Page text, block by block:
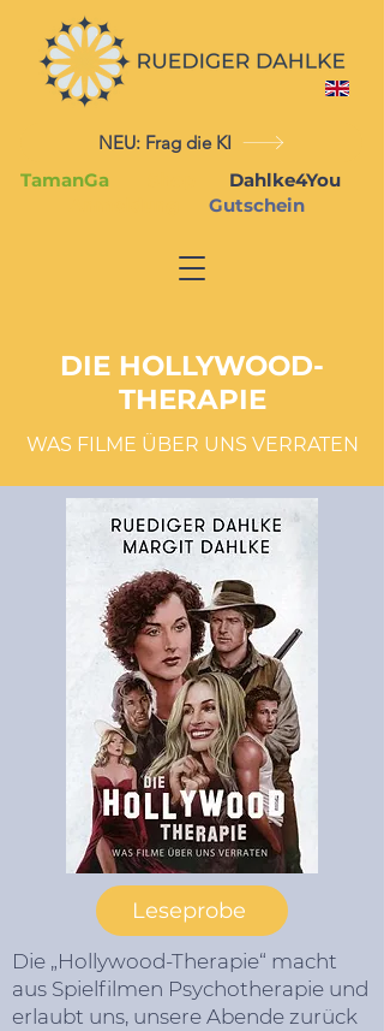
NEU: Frag die KI
TamanGa
Dahlke4You
Gutschein
DIE HOLLYWOOD-
THERAPIE
WAS FILME ÜBER UNS VERRATEN
Leseprobe
Die „Hollywood-Therapie“ macht
aus Spielfilmen Psychotherapie und
erlaubt uns, unsere Abende zurück